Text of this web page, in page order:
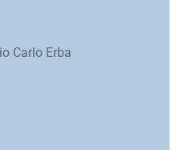
Carlo Erba